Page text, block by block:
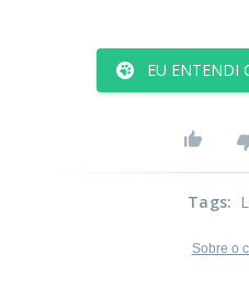
EU ENTENDI
Tags:
Sobre o